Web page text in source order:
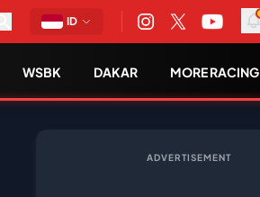
ID
WSBK DAKAR MORE RACING
ADVERTISEMENT